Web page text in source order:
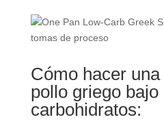
Cómo hacer
pollo griego bajo
carbohidratos: